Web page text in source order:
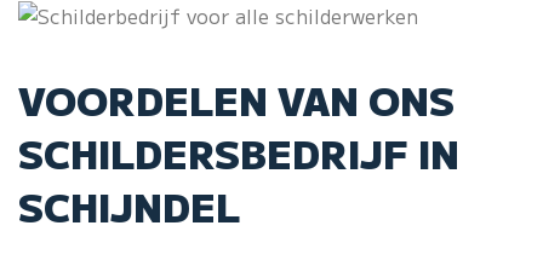
VOORDELEN VAN ONS
SCHILDERSBEDRIJF IN
SCHIJNDEL